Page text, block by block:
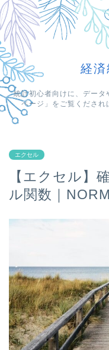
経
統計初心者向けに、デー
ページ」をご覧くださ
エクセル
【エクセル】
ル関数｜